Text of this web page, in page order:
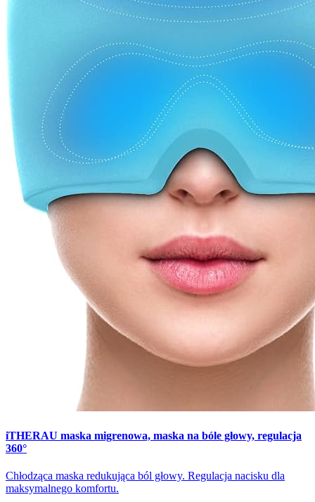
iTHERAU maska migrenowa, maska na bóle głowy, regulacja
360°
Chłodząca maska redukująca ból głowy. Regulacja nacisku dla
maksymalnego komfortu.